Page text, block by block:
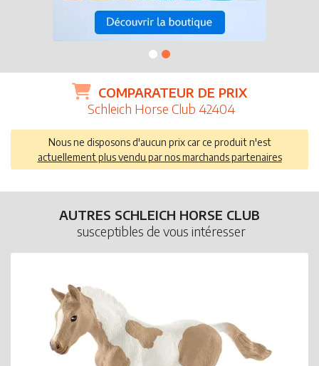
COMPARATEUR DE PRIX
Schleich Horse Club 42404
Nous ne disposons d'aucun prix car ce produit n'est
actuellement plus vendu par nos marchands partenaires
AUTRES SCHLEICH HORSE CLUB
susceptibles de vous intéresser